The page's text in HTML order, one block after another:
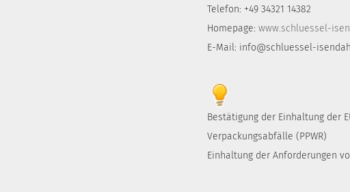
Telefon: +49 34321 14382
Homepage: www.schluessel-
E-Mail: info@schluessel-
Bestätigung der Einhaltung der
Verpackungsabfälle (PPWR)
Einhaltung der Anforderungen